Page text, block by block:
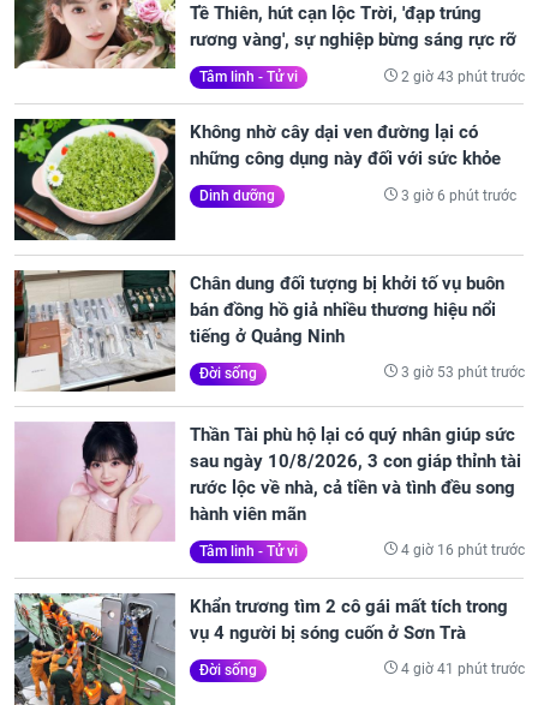
Tề Thiên, hút cạn lộc Trời, 'đạp trúng
rương vàng', sự nghiệp bừng sáng rực rỡ
Tâm linh - Tử vi 2 giờ 43 phút trước
Không nhờ cây dại ven đường lại có
những công dụng này đối với sức khỏe
Dinh dưỡng 3 giờ 6 phút trước
Chân dung đối tượng bị khởi tố vụ buôn
bán đồng hồ giả nhiều thương hiệu nổi
tiếng ở Quảng Ninh
Đời sống 3 giờ 53 phút trước
Thần Tài phù hộ lại có quý nhân giúp sức
sau ngày 10/8/2026, 3 con giáp thỉnh tài
rước lộc về nhà, cả tiền và tình đều song
hành viên mãn
Tâm linh - Tử vi 4 giờ 16 phút trước
Khẩn trương tìm 2 cô gái mất tích trong
vụ 4 người bị sóng cuốn ở Sơn Trà
Đời sống 4 giờ 41 phút trước